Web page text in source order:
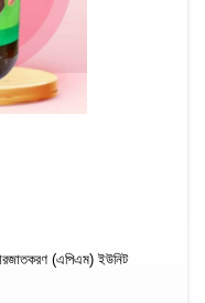
(এপিএম) ইউনিট